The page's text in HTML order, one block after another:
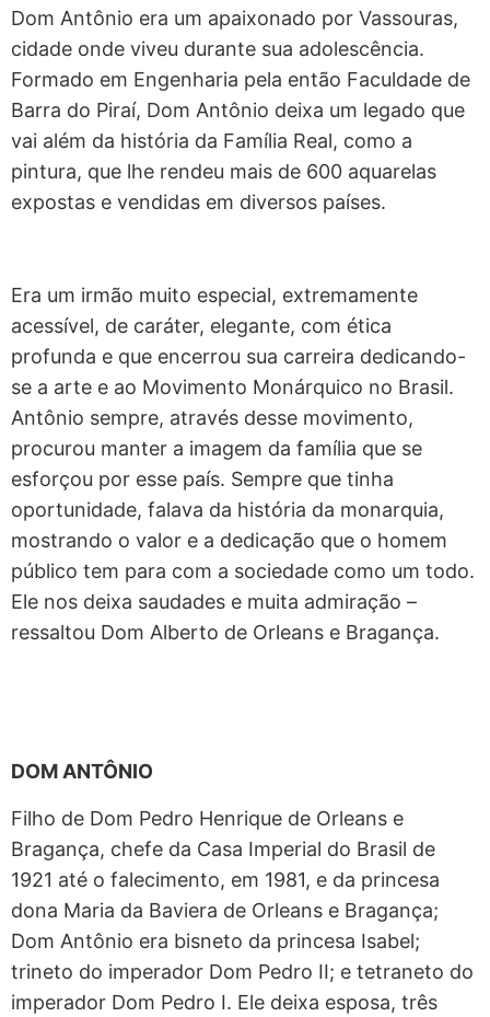
Dom Antônio era um apaixonado por Vassouras,
cidade onde viveu durante sua adolescência.
Formado em Engenharia pela então Faculdade de
Barra do Piraí, Dom Antônio deixa um legado que
vai além da história da Família Real, como a
pintura, que lhe rendeu mais de 600 aquarelas
expostas e vendidas em diversos países.
Era um irmão muito especial, extremamente
acessível, de caráter, elegante, com ética
profunda e que encerrou sua carreira dedicando-
se a arte e ao Movimento Monárquico no Brasil.
Antônio sempre, através desse movimento,
procurou manter a imagem da família que se
esforçou por esse país. Sempre que tinha
oportunidade, falava da história da monarquia,
mostrando o valor e a dedicação que o homem
público tem para com a sociedade como um todo.
Ele nos deixa saudades e muita admiração –
ressaltou Dom Alberto de Orleans e Bragança.
DOM ANTÔNIO
Filho de Dom Pedro Henrique de Orleans e
Bragança, chefe da Casa Imperial do Brasil de
1921 até o falecimento, em 1981, e da princesa
dona Maria da Baviera de Orleans e Bragança;
Dom Antônio era bisneto da princesa Isabel;
trineto do imperador Dom Pedro II; e tetraneto do
imperador Dom Pedro I. Ele deixa esposa, três